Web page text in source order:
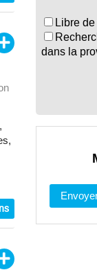
Libre
dans la